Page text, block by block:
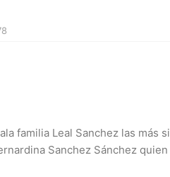
familia Leal Sanchez las más
Sanchez Sánchez